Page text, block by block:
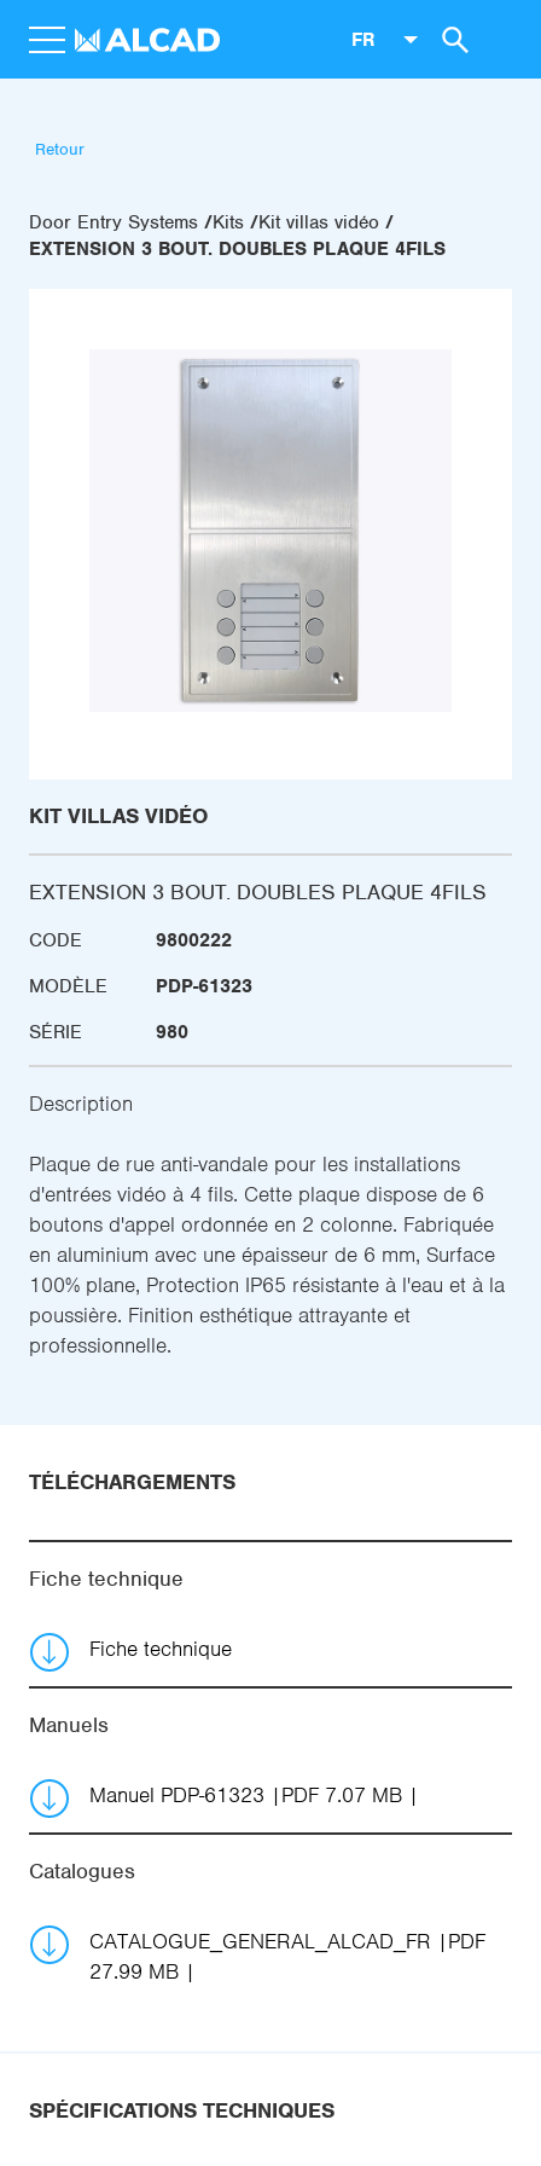
FR
Retour
Door Entry Systems Kits
Kit villas vidéo
EXTENSION 3 BOUT. DOUBLES PLAQUE 4FILS
KIT VILLAS VIDÉO
EXTENSION 3 BOUT. DOUBLES PLAQUE 4FILS
CODE
9800222
MODÈLE
PDP-61323
SÉRIE
980
Description
Plaque de rue anti-vandale pour les installations
d'entrées vidéo à 4 fils. Cette plaque dispose de 6
boutons d'appel ordonnée en 2 colonne. Fabriquée
en aluminium avec une épaisseur de 6 mm, Surface
100% plane, Protection IP65 résistante à l'eau et à la
poussière. Finition esthétique attrayante et
professionnelle.
TÉLÉCHARGEMENTS
Fiche technique
Fiche technique
Manuels
Manuel PDP-61323 PDF 7.07 MB
Catalogues
CATALOGUE_GENERAL_ALCAD_FR
PDF
27.99 MB
SPÉCIFICATIONS TECHNIQUES